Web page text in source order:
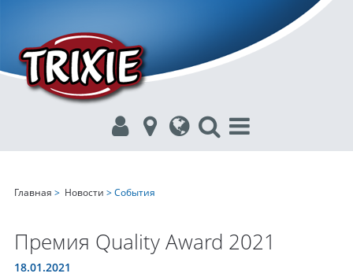
Главная > Новости > События
Премия Quality Award 2021
18.01.2021